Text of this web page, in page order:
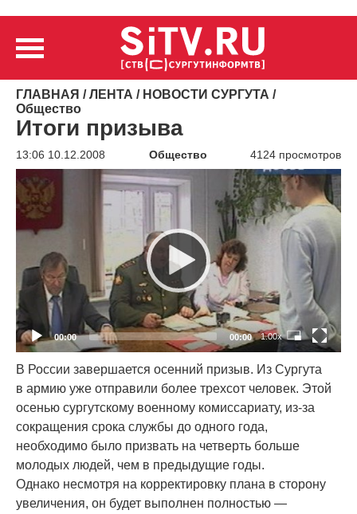
ГЛАВНАЯ /ЛЕНТА / НОВОСТИ СУРГУТА /
Общество
Итоги призыва
13:06 10.12.2008 Общество 4124 просмотров
Видеоплеер
00:00 00:00 1.00x
В России завершается осенний призыв. Из Сургута
в армию уже отправили более трехсот человек. Этой
осенью сургутскому военному комиссариату, из-за
сокращения срока службы до одного года,
необходимо было призвать на четверть больше
молодых людей, чем в предыдущие годы.
Однако несмотря на корректировку плана в сторону
увеличения, он будет выполнен полностью —